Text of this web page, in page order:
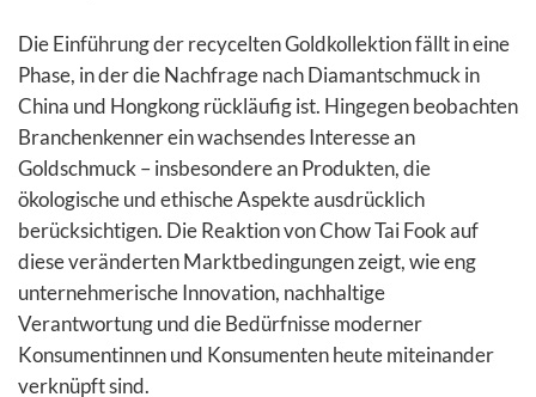
Die Einführung der recycelten Goldkollektion fällt in eine
Phase, in der die Nachfrage nach Diamantschmuck in
China und Hongkong rückläufig ist. Hingegen beobachten
Branchenkenner ein wachsendes Interesse an
Goldschmuck – insbesondere an Produkten, die
ökologische und ethische Aspekte ausdrücklich
berücksichtigen. Die Reaktion von Chow Tai Fook auf
diese veränderten Marktbedingungen zeigt, wie eng
unternehmerische Innovation, nachhaltige
Verantwortung und die Bedürfnisse moderner
Konsumentinnen und Konsumenten heute miteinander
verknüpft sind.